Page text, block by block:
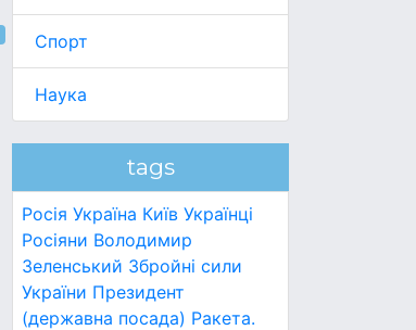
Спорт
Наука
tags
Росія Україна Київ Українці
Росіяни Володимир
Зеленський Збройні сили
України Президент
(державна посада) Ракета.